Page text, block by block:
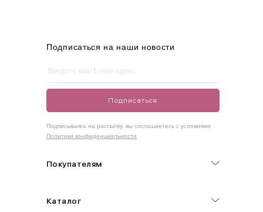
42-50
Как правильно себя обмерить
Измеряется по самым выступающим точкам.
Покупателям
Каталог
Подписаться на наши новости
Подписаться
Подписываясь на рассылку, вы соглашаетесь с условиями
Политики конфиденциальности